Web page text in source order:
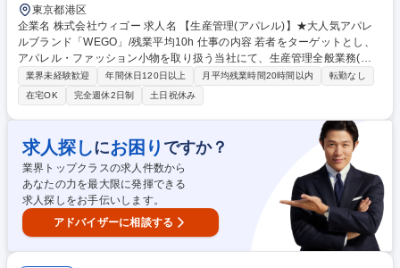
東京都港区
企業名 株式会社ウィゴー 求人名 【生産管理(アパレル)】★大人気アパレ
ルブランド「WEGO」/残業平均10h 仕事の内容 若者をターゲットとし、
アパレル・ファッション小物を取り扱う当社にて、生産管理全般業務(工
場管理･指導/納期･品質管理等)をお任せいたします。 マストレンド商品
を、様々な生産戦略を通して安定した品質、低コストで供給出来る生産体
制を構築する事が当ポジションのミッションとなります。工場管理は本社
にて電話やWEBでのやり取りがメインとなりますが、必要に応じて工場へ
行っていただくこともございます。業務全体として、対外的なコミュニケ
ーションが多いポジションです。 募集職種 【生産管理(アパレル)】★大人
気アパレルブランド「WEGO」/残業平均10h
業界未経験歓迎 年間休日120日以上 月平均残業時間20時間以内
転勤なし
在宅OK
完全週休2日制 土日祝休み
求人探しにお困り ですか？
業界トップクラスの求人件数から
あなたの力を最大限に発揮できる
求人探しをお手伝いします。
アドバイザーに相談する